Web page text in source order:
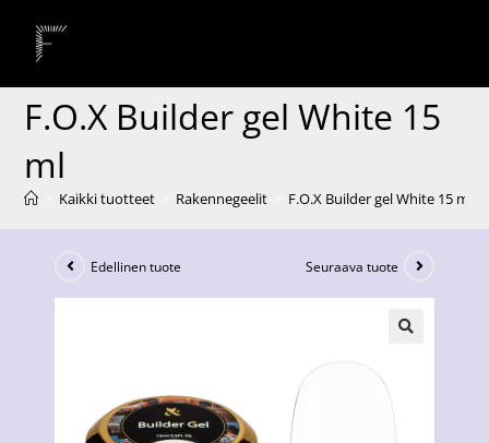
F.O.X Builder gel White 15
ml
Kaikki tuotteet Rakennegeelit F.O.X Builder gel White 15 ml
Edellinen tuote Seuraava tuote